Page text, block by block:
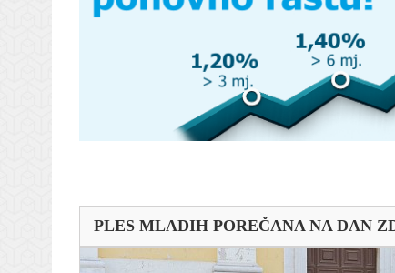
PLES MLADIH POREČANA NA DAN